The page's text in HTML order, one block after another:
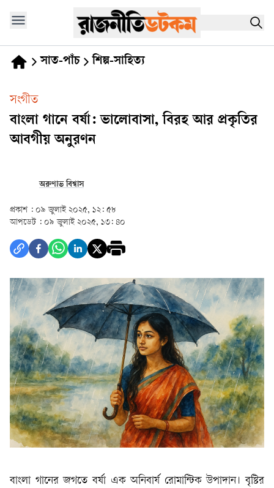
সাত-পাঁচ শিল্প-সাহিত্য
সংগীত
বাংলা গানে বর্ষা: ভালোবাসা, বিরহ আর প্রকৃতির
আবগীয় অনুরণন
অরুণাভ বিশ্বাস
প্রকাশ : ০৯ জুলাই ২০২৫, ১২: ৫৮
আপডেট : ০৯ জুলাই ২০২৫, ১৩: ৪০
বাংলা গানের জগতে বর্ষা এক অনিবার্য রোমান্টিক উপাদান। বৃষ্টির